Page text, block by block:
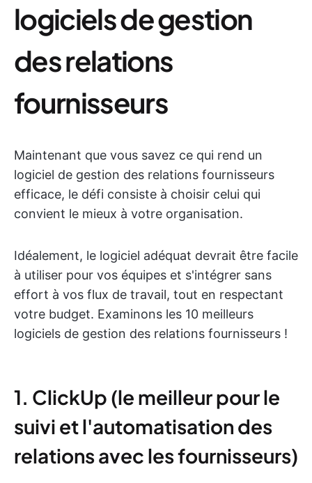
logiciels de gestion
des relations
fournisseurs
Maintenant que vous savez ce qui rend un
logiciel de gestion des relations fournisseurs
efficace, le défi consiste à choisir celui qui
convient le mieux à votre organisation.
Idéalement, le logiciel adéquat devrait être facile
à utiliser pour vos équipes et s'intégrer sans
effort à vos flux de travail, tout en respectant
votre budget. Examinons les 10 meilleurs
logiciels de gestion des relations fournisseurs !
1. ClickUp (le meilleur pour le
suivi et l'automatisation des
relations avec les fournisseurs)